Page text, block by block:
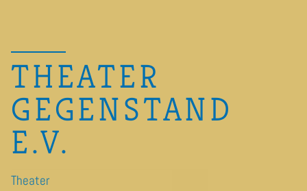
THEATER
GEGENSTAND
E.V.
Theater